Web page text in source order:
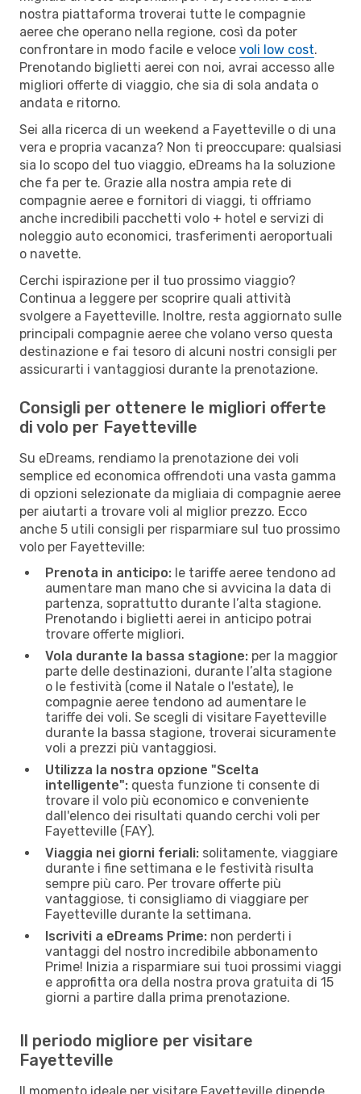
nostra piattaforma troverai tutte le compagnie
aeree che operano nella regione, così da poter
confrontare in modo facile e veloce voli low cost.
Prenotando biglietti aerei con noi, avrai accesso alle
migliori offerte di viaggio, che sia di sola andata o
andata e ritorno.
Sei alla ricerca di un weekend a Fayetteville o di una
vera e propria vacanza? Non ti preoccupare: qualsiasi
sia lo scopo del tuo viaggio, eDreams ha la soluzione
che fa per te. Grazie alla nostra ampia rete di
compagnie aeree e fornitori di viaggi, ti offriamo
anche incredibili pacchetti volo + hotel e servizi di
noleggio auto economici, trasferimenti aeroportuali
o navette.
Cerchi ispirazione per il tuo prossimo viaggio?
Continua a leggere per scoprire quali attività
svolgere a Fayetteville. Inoltre, resta aggiornato sulle
principali compagnie aeree che volano verso questa
destinazione e fai tesoro di alcuni nostri consigli per
assicurarti i vantaggiosi durante la prenotazione.
Consigli per ottenere le migliori offerte
di volo per Fayetteville
Su eDreams, rendiamo la prenotazione dei voli
semplice ed economica offrendoti una vasta gamma
di opzioni selezionate da migliaia di compagnie aeree
per aiutarti a trovare voli al miglior prezzo. Ecco
anche 5 utili consigli per risparmiare sul tuo prossimo
volo per Fayetteville:
Prenota in anticipo: le tariffe aeree tendono ad
aumentare man mano che si avvicina la data di
partenza, soprattutto durante l’alta stagione.
Prenotando i biglietti aerei in anticipo potrai
trovare offerte migliori.
Vola durante la bassa stagione: per la maggior
parte delle destinazioni, durante l’alta stagione
o le festività (come il Natale o l'estate), le
compagnie aeree tendono ad aumentare le
tariffe dei voli. Se scegli di visitare Fayetteville
durante la bassa stagione, troverai sicuramente
voli a prezzi più vantaggiosi.
Utilizza la nostra opzione "Scelta
intelligente": questa funzione ti consente di
trovare il volo più economico e conveniente
dall'elenco dei risultati quando cerchi voli per
Fayetteville (FAY).
Viaggia nei giorni feriali: solitamente, viaggiare
durante i fine settimana e le festività risulta
sempre più caro. Per trovare offerte più
vantaggiose, ti consigliamo di viaggiare per
Fayetteville durante la settimana.
Iscriviti a eDreams Prime: non perderti i
vantaggi del nostro incredibile abbonamento
Prime! Inizia a risparmiare sui tuoi prossimi viaggi
e approfitta ora della nostra prova gratuita di 15
giorni a partire dalla prima prenotazione.
Il periodo migliore per visitare
Fayetteville